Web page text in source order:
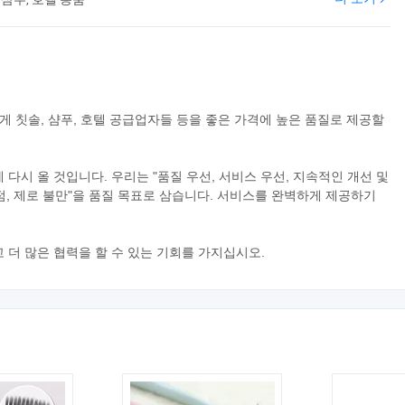
칫솔, 샴푸, 호텔 공급업자들 등을 좋은 가격에 높은 품질로 제공할
시 올 것입니다. 우리는 "품질 우선, 서비스 우선, 지속적인 개선 및
제로 불만"을 품질 목표로 삼습니다. 서비스를 완벽하게 제공하기
많은 협력을 할 수 있는 기회를 가지십시오.